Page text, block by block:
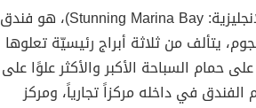
(بالإنجليزية: Stunning Marina Bay)، هو فندق
يتألف من ثلاثة أبراج رئيسيّة تعلوها
حمام السباحة الأكبر والأكثر علوًا على
في داخله مركزاً تجارياً، ومركز